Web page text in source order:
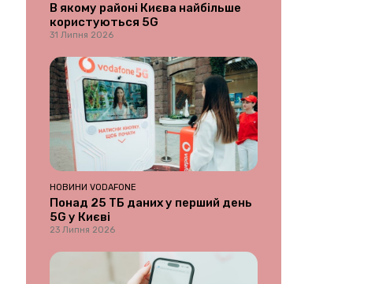
В якому районі Києва найбільше
користуються 5G
31 Липня 2026
НОВИНИ VODAFONE
Понад 25 ТБ даних у перший день
5G у Києві
23 Липня 2026